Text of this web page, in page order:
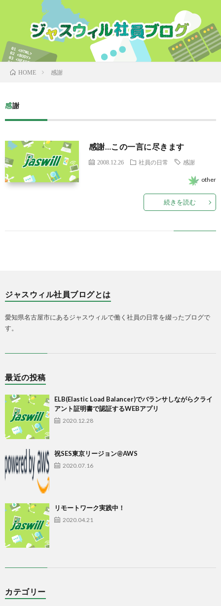
HOME 感謝
感謝
感謝…この一言に尽きます
2008.12.26 社員の日常 感謝
other
続きを読む
ジャスウィル社員ブログとは
愛知県名古屋市にあるジャスウィルで働く社員の日常を綴ったブログで
す。
最近の投稿
ELB(Elastic Load Balancer)でバランサしながらクライ
アント証明書で認証するWEBアプリ
2020.12.28
祝SES東京リージョン@AWS
2020.07.16
リモートワーク実践中！
2020.04.21
カテゴリー